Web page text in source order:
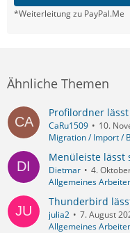
*Weiterleitung zu PayPal.Me
Ähnliche Themen
Profilordner
CaRu1509
10.
Migration / Import /
Menüleiste lässt
Dietmar
4.
Allgemeines
Thunderbird
julia2
7. August
Allgemeines